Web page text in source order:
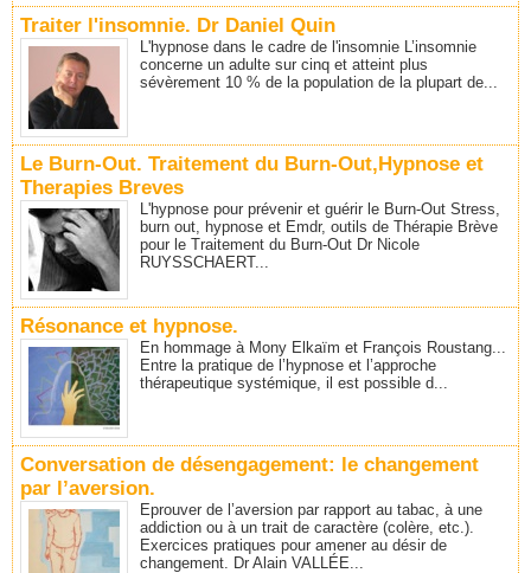
Traiter l'insomnie. Dr Daniel Quin
L'hypnose dans le cadre de l'insomnie L’insomnie
concerne un adulte sur cinq et atteint plus
sévèrement 10 % de la population de la plupart de...
Le Burn-Out. Traitement du Burn-Out,Hypnose et
Therapies Breves
L'hypnose pour prévenir et guérir le Burn-Out Stress,
burn out, hypnose et Emdr, outils de Thérapie Brève
pour le Traitement du Burn-Out Dr Nicole
RUYSSCHAERT...
Résonance et hypnose.
En hommage à Mony Elkaïm et François Roustang...
Entre la pratique de l’hypnose et l’approche
thérapeutique systémique, il est possible d...
Conversation de désengagement: le changement
par l’aversion.
Eprouver de l’aversion par rapport au tabac, à une
addiction ou à un trait de caractère (colère, etc.).
Exercices pratiques pour amener au désir de
changement. Dr Alain VALLÉE...